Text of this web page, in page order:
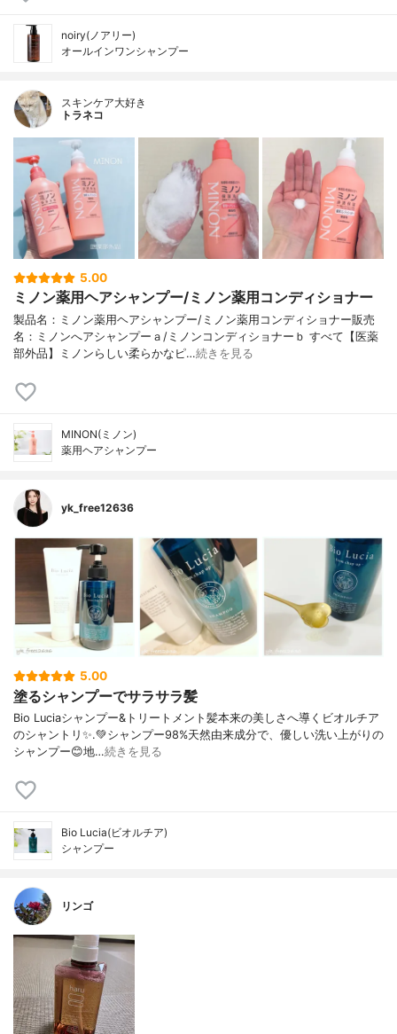
noiry(ノアリー)
オールインワンシャンプー
スキンケア大好き
トラネコ
5.00
ミノン薬用ヘアシャンプー/ミノン薬用コンディショナー
製品名：ミノン薬用ヘアシャンプー/ミノン薬用コンディショナー販売
名：ミノンへアシャンプーａ/ミノンコンディショナーｂ すべて【医薬
部外品】ミノンらしい柔らかなピ…続きを見る
MINON(ミノン)
薬用ヘアシャンプー
yk_free12636
5.00
塗るシャンプーでサラサラ髪
Bio Luciaシャンプー&トリートメント⁡髪本来の美しさへ導くビオルチア
のシャントリ✨⁡.💚シャンプー98%天然由来成分で、優しい洗い上がりの
シャンプー😊地…続きを見る
Bio Lucia(ビオルチア)
シャンプー
リンゴ